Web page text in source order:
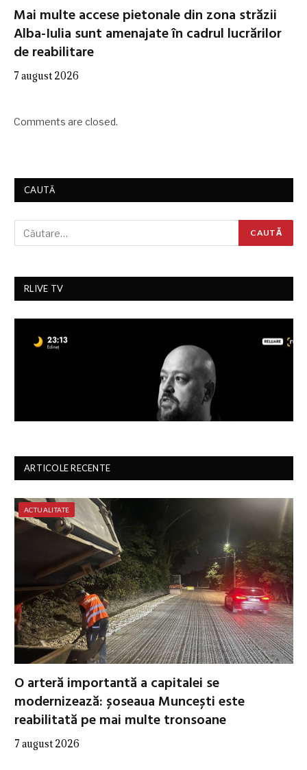
Mai multe accese pietonale din zona străzii
Alba-Iulia sunt amenajate în cadrul lucrărilor
de reabilitare
7 august 2026
Comments are closed.
CAUTĂ
RLIVE TV
ARTICOLE RECENTE
ACTUALITATE
O arteră importantă a capitalei se
modernizează: șoseaua Muncești este
reabilitată pe mai multe tronsoane
7 august 2026